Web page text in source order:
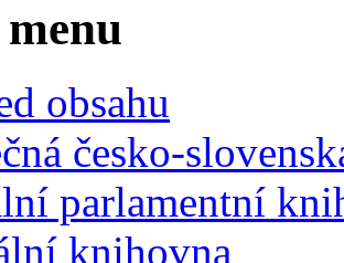
obsahu
česko-
parlamentní
knihovna